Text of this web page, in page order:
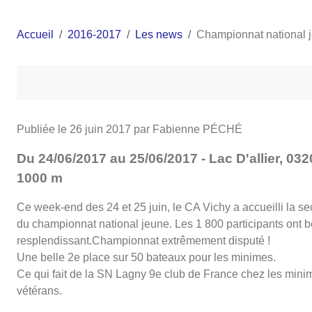
Accueil 2016-2017 Les news Championnat national
Publiée le 26 juin 2017 par Fabienne PÉCHÉ
Du 24/06/2017 au 25/06/2017 - Lac D'allier,
1000 m
Ce week-end des 24 et 25 juin, le CA Vichy a accueilli la
du championnat national jeune. Les 1 800 participants ont
resplendissant.Championnat extrêmement disputé !
Une belle 2e place sur 50 bateaux pour les minimes.
Ce qui fait de la SN Lagny 9e club de France chez les
vétérans.